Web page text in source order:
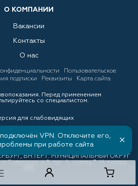
О КОМПАНИИ
Вакансии
Контакты
О нас
Пользовательское
подписки Реквизиты Карта сайта
Перед применением
со специалистом.
для слабовидящих
ВН.ТЕР.Г. МУНИЦИПАЛЬНЫЙ ОКРУГ
д.9, лит. А, помещ.3-Н, помещ.
VPN. Отключите его,
при работе сайта
×